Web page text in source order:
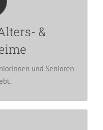
&
und Senioren
Mahlzeiten in
und heiß von Montag